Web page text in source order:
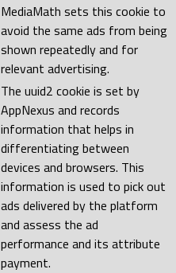
MediaMath sets this cookie to
avoid the same ads from being
shown repeatedly and for
relevant advertising.
The uuid2 cookie is set by
AppNexus and records
information that helps in
differentiating between
devices and browsers. This
information is used to pick out
ads delivered by the platform
and assess the ad
performance and its attribute
payment.